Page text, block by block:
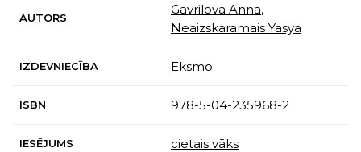
AUTORS
Gavrilova Anna,
Neaizskaramais Yasya
IZDEVNIECĪBA Eksmo
ISBN 978-5-04-235968-2
IESĒJUMS cietais vāks